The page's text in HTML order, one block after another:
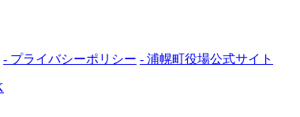
- プライバシーポリシー - 浦幌町役場公式サイト